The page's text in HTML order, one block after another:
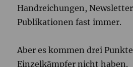
Handreichungen,
Publikationen fast immer.
Aber es kommen drei
Einzelkämpfer nicht haben.